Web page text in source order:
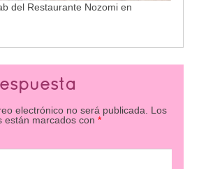
del Restaurante Nozomi en
electrónico no será publicada.
Los
están marcados con *